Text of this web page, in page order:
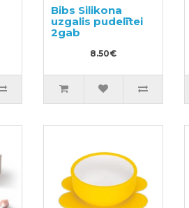
Bibs Silikona
uzgalis pudelītei
2gab
8.50€